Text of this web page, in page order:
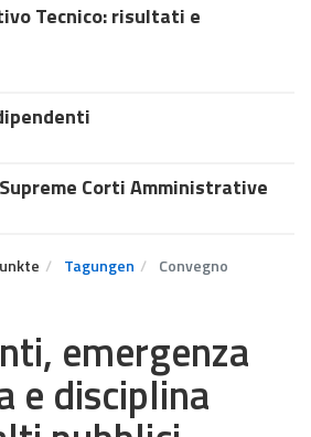
Tecnico: risultati e
Corti Amministrative
Tagungen Convegno
emergenza
e disciplina